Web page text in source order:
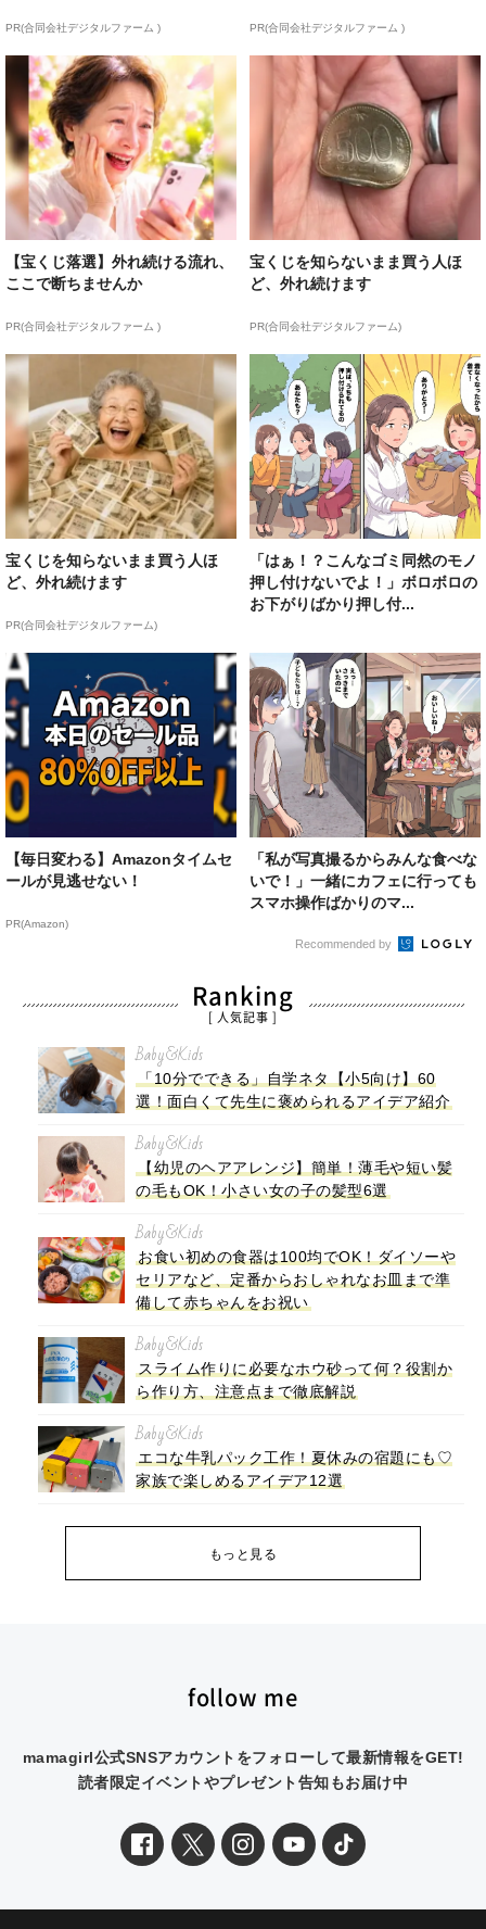
PR(合同会社デジタルファーム ) PR(合同会社デジタルファーム )
【宝くじ落選】外れ続ける流れ、
ここで断ちませんか
PR(合同会社デジタルファーム )
宝くじを知らないまま買う人ほ
ど、外れ続けます
PR(合同会社デジタルファーム)
宝くじを知らないまま買う人ほ
ど、外れ続けます
PR(合同会社デジタルファーム)
「はぁ！？こんなゴミ同然のモノ
押し付けないでよ！」ボロボロの
お下がりばかり押し付...
【毎日変わる】Amazonタイムセ
ールが見逃せない！
PR(Amazon)
「私が写真撮るからみんな食べな
いで！」一緒にカフェに行っても
スマホ操作ばかりのマ...
Recommended by
Ranking
[ 人気記事 ]
Baby&Kids
「10分でできる」自学ネタ【小5向け】60
選！面白くて先生に褒められるアイデア紹介
Baby&Kids
【幼児のヘアアレンジ】簡単！薄毛や短い髪
の毛もOK！小さい女の子の髪型6選
Baby&Kids
お食い初めの食器は100均でOK！ダイソーや
セリアなど、定番からおしゃれなお皿まで準
備して赤ちゃんをお祝い
Baby&Kids
スライム作りに必要なホウ砂って何？役割か
ら作り方、注意点まで徹底解説
Baby&Kids
エコな牛乳パック工作！夏休みの宿題にも♡
家族で楽しめるアイデア12選
もっと見る
follow me
mamagirl公式SNSアカウントをフォローして最新情報をGET!
読者限定イベントやプレゼント告知もお届け中